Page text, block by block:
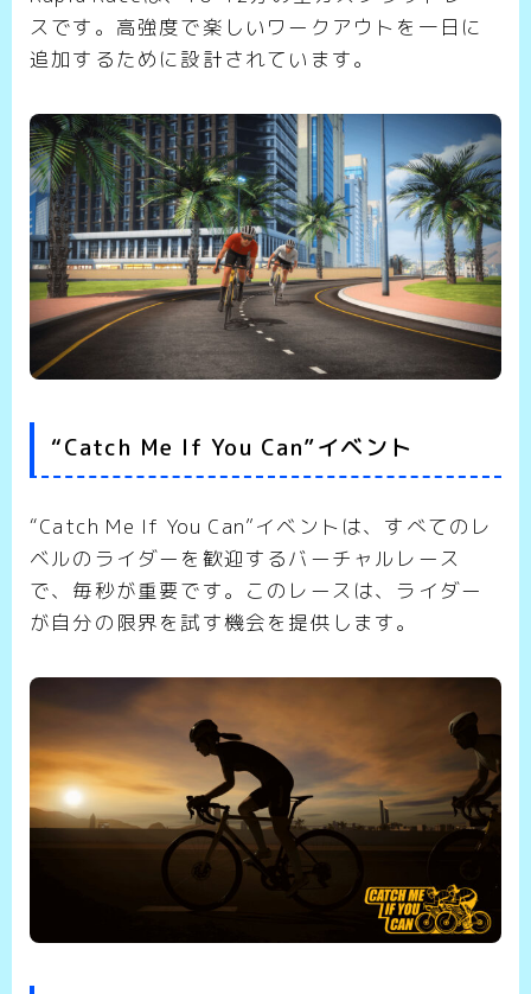
スです。高強度で楽しいワークアウトを一日に
追加するために設計されています。
“Catch Me If You Can”イベント
“Catch Me If You Can”イベントは、すべてのレ
ベルのライダーを歓迎するバーチャルレース
で、毎秒が重要です。このレースは、ライダー
が自分の限界を試す機会を提供します。